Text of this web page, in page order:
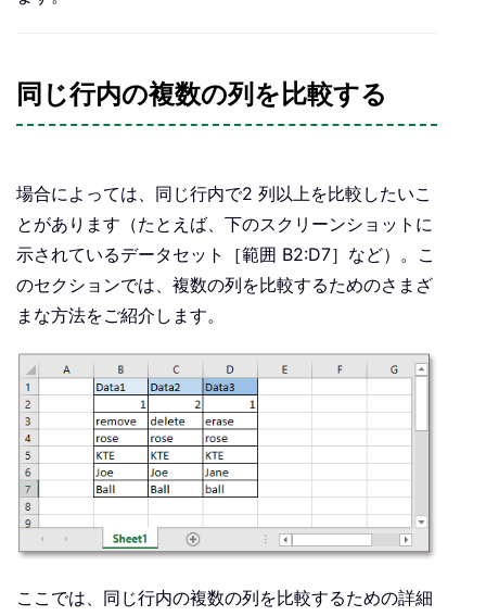
同じ行内の複数の列を比較する
場合によっては、同じ行内で2 列以上を比較したいこ
とがあります（たとえば、下のスクリーンショットに
示されているデータセット［範囲 B2:D7］など）。こ
のセクションでは、複数の列を比較するためのさまざ
まな方法をご紹介します。
ここでは、同じ行内の複数の列を比較するための詳細